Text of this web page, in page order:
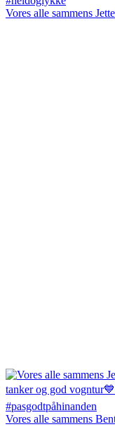
Vores alle sammens
Vores alle sammens